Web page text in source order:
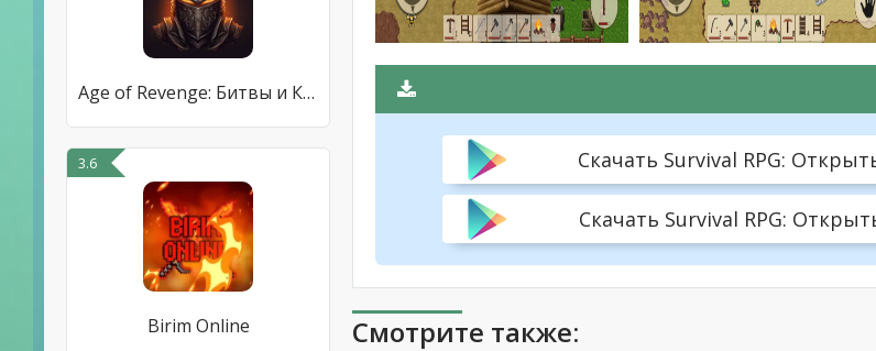
Age of Revenge: Битвы и Кланы
3.6
Birim Online
Скачать Survival RPG:
Скачать Survival RPG:
Смотрите также: